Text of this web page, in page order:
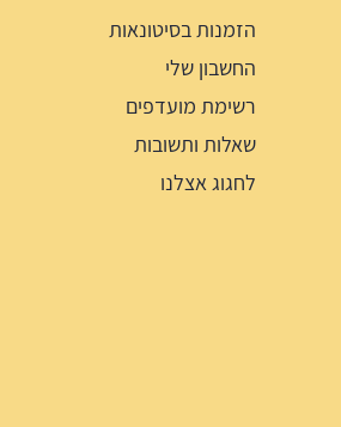
הזמנות בסיטונאות
החשבון שלי
רשימת מועדפים
שאלות ותשובות
לחגוג אצלנו